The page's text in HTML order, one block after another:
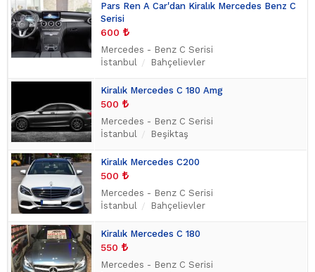
Pars Ren A Car'dan Kiralık Mercedes Benz C
Serisi
600
Mercedes - Benz C Serisi
İstanbul
Bahçelievler
Kiralık Mercedes C 180 Amg
500
Mercedes - Benz C Serisi
İstanbul
Beşiktaş
Kiralık Mercedes C200
500
Mercedes - Benz C Serisi
İstanbul
Bahçelievler
Kiralık Mercedes C 180
550
Mercedes - Benz C Serisi